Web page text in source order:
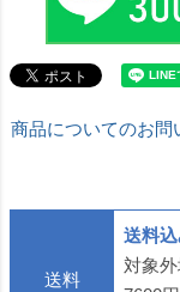
商品についてのお問
送料
送料
対象